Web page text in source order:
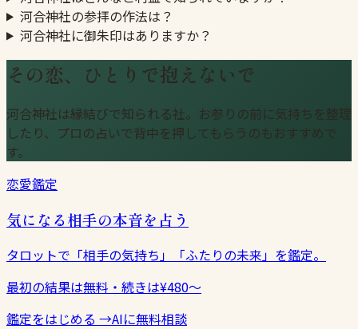
河合神社の参拝の作法は？
河合神社に御朱印はありますか？
その恋、ひとりで抱えないで
河合神社は縁結びで知られる社。お参りの前に気持ちを整理
したり、プロの占いで背中を押してもらうのもおすすめで
す。
恋愛鑑定
気になる相手の本音を占う
タロットで「相手の気持ち」「ふたりの未来」を鑑定。
最初の結果は無料・続きは¥480〜
鑑定をはじめる →AIに無料相談